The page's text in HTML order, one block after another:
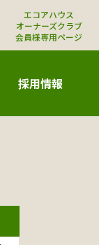
エコアハウス
オーナーズクラブ
会員様専用ページ
採用情報